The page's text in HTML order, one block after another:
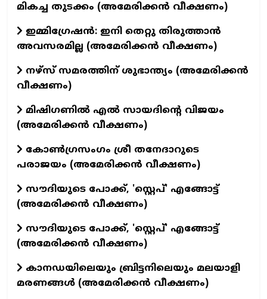
മികച്ച തുടക്കം (അമേരിക്കൻ വീക്ഷണം)
ഇമ്മിഗ്രേഷൻ: ഇനി തെറ്റു തിരുത്താൻ
അവസരമില്ല (അമേരിക്കൻ വീക്ഷണം)
നഴ്സ് സമരത്തിന് ശുഭാന്ത്യം (അമേരിക്കൻ
വീക്ഷണം)
മിഷിഗണിൽ എൽ സായദിന്റെ വിജയം
(അമേരിക്കൻ വീക്ഷണം)
കോൺഗ്രസംഗം ശ്രീ തനേദാറുടെ
പരാജയം (അമേരിക്കൻ വീക്ഷണം)
സൗദിയുടെ പോക്ക്, 'സ്റ്റെപ്' എങ്ങോട്ട്
(അമേരിക്കൻ വീക്ഷണം)
സൗദിയുടെ പോക്ക്, 'സ്റ്റെപ്' എങ്ങോട്ട്
(അമേരിക്കൻ വീക്ഷണം)
കാനഡയിലെയും ബ്രിട്ടനിലെയും മലയാളി
മരണങ്ങൾ (അമേരിക്കൻ വീക്ഷണം)